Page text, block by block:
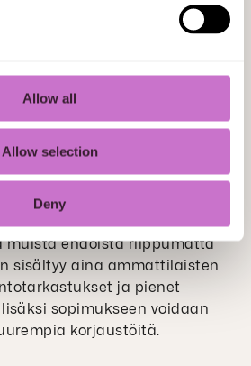
Allow all
Allow selection
Deny
ja huolettomuutta, valitse
pesut että niiden
tarpeet vaihtelevat,
sisältö ja
tarpeisiisi sopivaksi.
muista ehdoista riippumatta
sisältyy aina ammattilaisten
ja pienet
sopimukseen voidaan
korjaustöitä.